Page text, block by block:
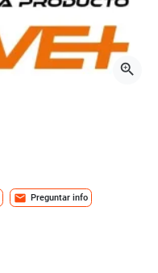
zoom_in
mail Preguntar info